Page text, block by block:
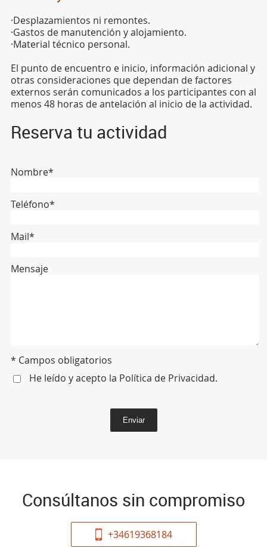
·Desplazamientos ni remontes.
·Gastos de manutención y alojamiento.
·Material técnico personal.
El punto de encuentro e inicio, información adicional y
otras consideraciones que dependan de factores
externos serán comunicados a los participantes con al
menos 48 horas de antelación al inicio de la actividad.
Reserva tu actividad
Nombre*
Teléfono*
Mail*
Mensaje
* Campos obligatorios
He leído y acepto la Política de Privacidad.
Enviar
Consúltanos sin compromiso
+34619368184